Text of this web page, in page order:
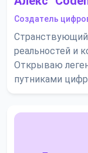
Создатель
Странствующий
реальностей и
Открываю
путниками